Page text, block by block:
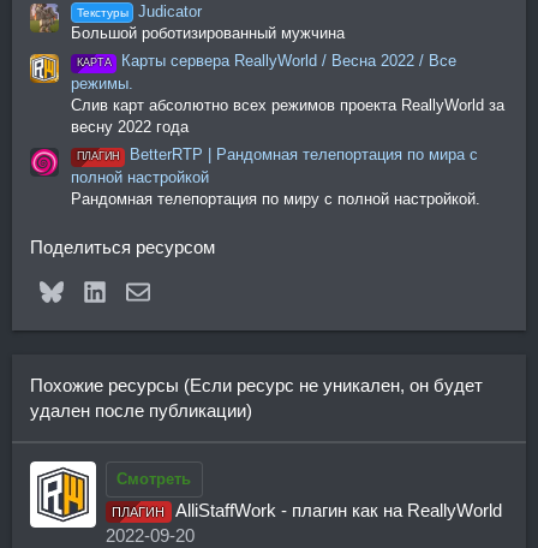
Текстуры
Judicator
Большой роботизированный мужчина
КАРТА
Карты сервера ReallyWorld / Весна 2022 / Все
режимы.
Слив карт абсолютно всех режимов проекта ReallyWorld за
весну 2022 года
ПЛАГИН
BetterRTP | Рандомная телепортация по мира с
полной настройкой
Рандомная телепортация по миру с полной настройкой.
Поделиться ресурсом
BlueskyLinkedInЭлектронная почта
Похожие ресурсы (Если ресурс не уникален, он будет
удален после публикации)
Смотреть
ПЛАГИН
AlliStaffWork - плагин как на ReallyWorld
2022-09-20